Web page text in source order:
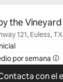
the Vineyard
121, Euless, TX
por semana
con el